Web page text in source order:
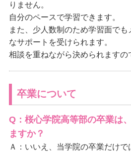
りません。
自分のペースで学習できます。
また、少人数制のため学習面で
なサポートを受けられます。
相談を重ねながら決められますの
卒業について
Q： 桜心学院高等部の卒業は
ますか？
Ａ：いいえ、当学院の卒業だけ